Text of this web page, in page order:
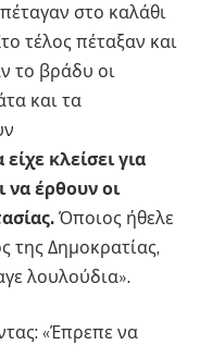
στο καλάθι
τέλος πέταξαν και
το βράδυ οι
και τα
κλείσει για
να έρθουν οι
Όποιος ήθελε
της Δημοκρατίας,
λουλούδια».
«Έπρεπε να